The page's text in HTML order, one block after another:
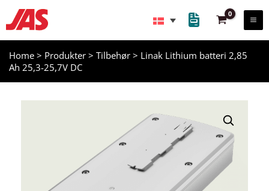
til
indholdet
Home > Produkter > Tilbehør > Linak Lithium batteri 2,85
Ah 25,3-25,7V DC